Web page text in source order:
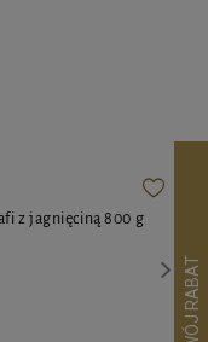
z jagnięciną 800 g